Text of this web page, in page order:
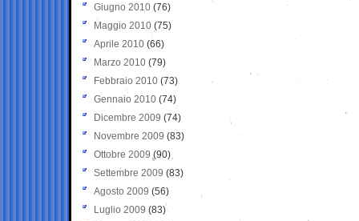
Giugno 2010 (76)
Maggio 2010 (75)
Aprile 2010 (66)
Marzo 2010 (79)
Febbraio 2010 (73)
Gennaio 2010 (74)
Dicembre 2009 (74)
Novembre 2009 (83)
Ottobre 2009 (90)
Settembre 2009 (83)
Agosto 2009 (56)
Luglio 2009 (83)